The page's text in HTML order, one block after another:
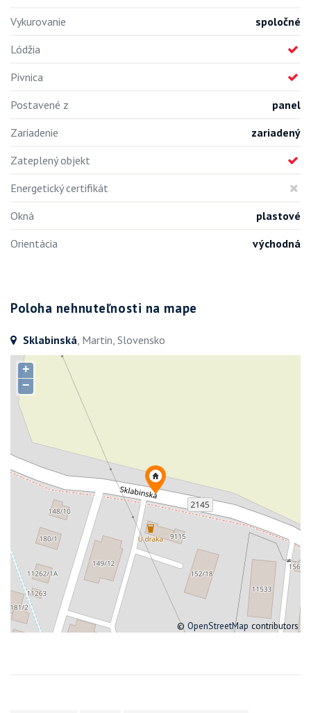
Vykurovanie
spoločné
Lódžia
Pivnica
Postavené z
panel
Zariadenie
zariadený
Zateplený objekt
Energetický certifikát
Okná
plastové
Orientácia
východná
Poloha nehnuteľnosti na mape
Sklabinská, Martin, Slovensko
+
−
© OpenStreetMap contributors